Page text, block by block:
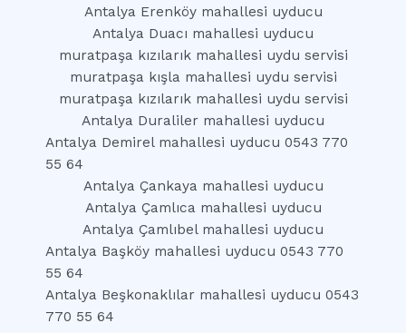
Antalya Erenköy mahallesi uyducu
Antalya Duacı mahallesi uyducu
muratpaşa kızılarık mahallesi uydu servisi
muratpaşa kışla mahallesi uydu servisi
muratpaşa kızılarık mahallesi uydu servisi
Antalya Duraliler mahallesi uyducu
Antalya Demirel mahallesi uyducu 0543 770
55 64
Antalya Çankaya mahallesi uyducu
Antalya Çamlıca mahallesi uyducu
Antalya Çamlıbel mahallesi uyducu
Antalya Başköy mahallesi uyducu 0543 770
55 64
Antalya Beşkonaklılar mahallesi uyducu 0543
770 55 64